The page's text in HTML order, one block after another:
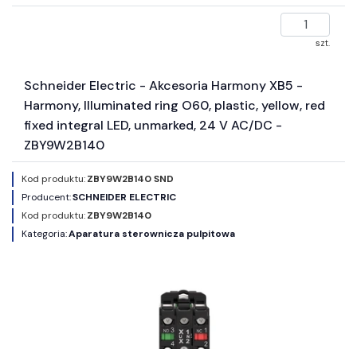
szt.
Schneider Electric - Akcesoria Harmony XB5 -
Harmony, Illuminated ring O60, plastic, yellow, red
fixed integral LED, unmarked, 24 V AC/DC -
ZBY9W2B140
Kod produktu:ZBY9W2B140 SND
Producent:SCHNEIDER ELECTRIC
Kod produktu:ZBY9W2B140
Kategoria:Aparatura sterownicza pulpitowa